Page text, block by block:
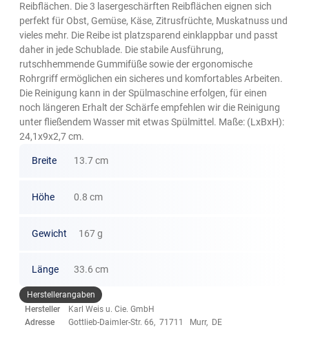
Reibflächen. Die 3 lasergeschärften Reibflächen eignen sich
perfekt für Obst, Gemüse, Käse, Zitrusfrüchte, Muskatnuss und
vieles mehr. Die Reibe ist platzsparend einklappbar und passt
daher in jede Schublade. Die stabile Ausführung,
rutschhemmende Gummifüße sowie der ergonomische
Rohrgriff ermöglichen ein sicheres und komfortables Arbeiten.
Die Reinigung kann in der Spülmaschine erfolgen, für einen
noch längeren Erhalt der Schärfe empfehlen wir die Reinigung
unter fließendem Wasser mit etwas Spülmittel. Maße: (LxBxH):
24,1x9x2,7 cm.
Breite 13.7 cm
Höhe 0.8 cm
Gewicht 167 g
Länge 33.6 cm
Herstellerangaben
Hersteller
Karl Weis u. Cie. GmbH
Adresse
Gottlieb-Daimler-Str. 66, 71711 Murr, DE